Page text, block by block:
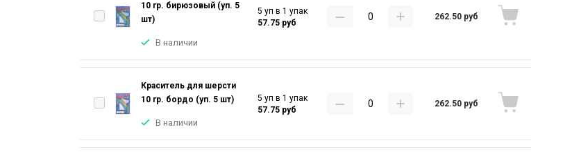
10 гр. бирюзовый (уп. 5
шт)
В наличии
5 уп в 1 упак
57.75 руб
262.50 руб
Краситель для шерсти
10 гр. бордо (уп. 5 шт)
В наличии
5 уп в 1 упак
57.75 руб
262.50 руб